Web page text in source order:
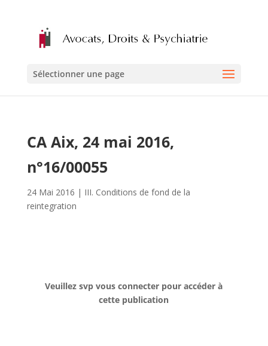
Sélectionner une page
CA Aix, 24 mai 2016,
n°16/00055
24 Mai 2016 | III. Conditions de fond de la
reintegration
Veuillez svp vous connecter pour accéder à
cette publication